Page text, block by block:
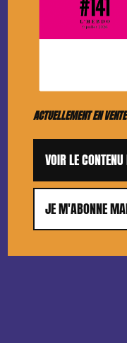
ACTUELLEMENT EN VENTE
VOIR LE
JE M'ABONNE